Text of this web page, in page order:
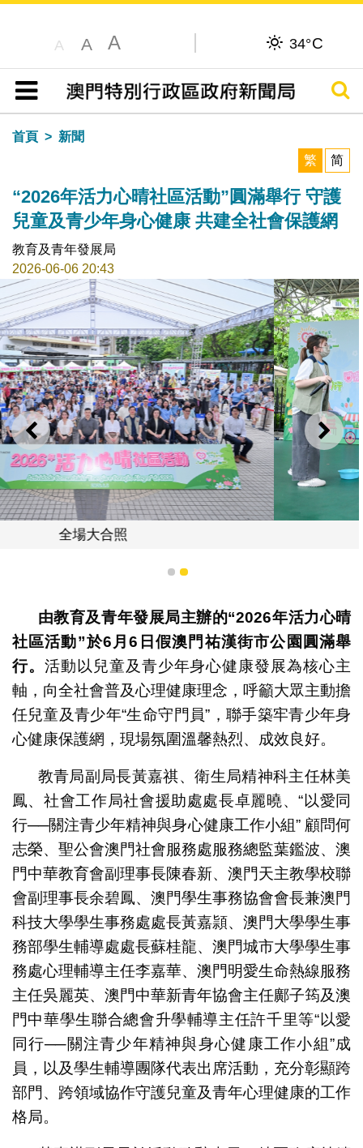
A A A 34°C
目錄
搜尋
首頁
新聞
繁
简
“2026年活力心晴社區活動”圓滿舉行 守護
兒童及青少年身心健康 共建全社會保護網
教育及青年發展局
2026-06-06 20:43
上一則 下一
親子投入舞台互動環節
1 2
由教育及青年發展局主辦的“2026年活力心晴
社區活動”於6 月6 日假澳門祐漢街市公園圓滿舉
行。 活動以兒童及青少年身心健康發展為核心主
軸，向全社會普及心理健康理念，呼籲大眾主動擔
任兒童及青少年“生命守門員”，聯手築牢青少年身
心健康保護網，現場氛圍溫馨熱烈、成效良好。
教青局副局長黃嘉祺、衛生局精神科主任林美
鳳、社會工作局社會援助處處長卓麗曉、“以愛同
行──關注青少年精神與身心健康工作小組” 顧問何
志榮、聖公會澳門社會服務處服務總監葉鑑波、澳
門中華教育會副理事長陳春新、澳門天主教學校聯
會副理事長余碧鳳、澳門學生事務協會會長兼澳門
科技大學學生事務處處長黃嘉頴、澳門大學學生事
務部學生輔導處處長蘇桂龍、澳門城市大學學生事
務處心理輔導主任李嘉華、澳門明愛生命熱線服務
主任吳麗英、澳門中華新青年協會主任鄺子筠及澳
門中華學生聯合總會升學輔導主任許千里等“以愛
同行──關注青少年精神與身心健康工作小組”成
員，以及學生輔導團隊代表出席活動，充分彰顯跨
部門、跨領域協作守護兒童及青年心理健康的工作
格局。